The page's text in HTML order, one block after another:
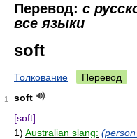
Перевод: с
все языки
soft
Толкование Перевод
1
soft
[sɒft]
1) Australian slang: